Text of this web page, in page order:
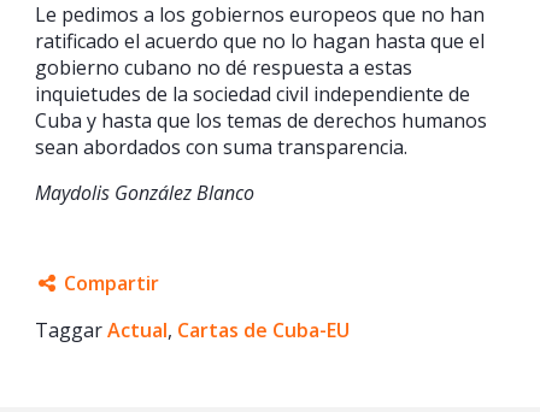
Le pedimos a los gobiernos europeos que no han
ratificado el acuerdo que no lo hagan hasta que el
gobierno cubano no dé respuesta a estas
inquietudes de la sociedad civil independiente de
Cuba y hasta que los temas de derechos humanos
sean abordados con suma transparencia.
Maydolis González Blanco
Compartir
Facebook
TaggarActual, Cartas de Cuba-EU